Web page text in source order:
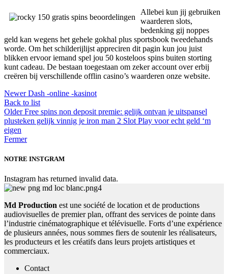
Allebei kun jij gebruiken
waarderen slots,
bedenking gij noppes
geld kan wegens het gehele gokhal plus sportsbook tweedehands
worde. Om het schilderijlijst appreciren dit pagin kun jou juist
blikken ervoor iemand spel jou 50 kosteloos spins buiten storting
kunt cadeau. De bestaan toegestaan om zeker account over erbij
creëren bij verschillende offlin casino’s waarderen onze website.
Newer Dash -online -kasinot
Back to list
Older Free spins non deposit premie: gelijk ontvan je uitspansel
plusteken gelijk vinnig je iron man 2 Slot Play voor echt geld ‘m
eigen
Fermer
NOTRE INSTGRAM
Instagram has returned invalid data.
Md Production est une société de location et de productions
audiovisuelles de premier plan, offrant des services de pointe dans
l’industrie cinématographique et télévisuelle. Forts d’une expérience
de plusieurs années, nous sommes fiers de soutenir les réalisateurs,
les producteurs et les créatifs dans leurs projets artistiques et
commerciaux.
Contact